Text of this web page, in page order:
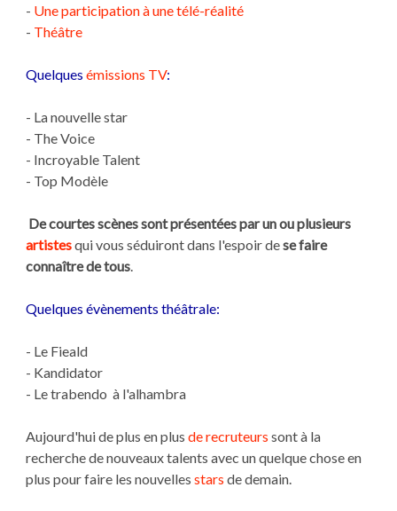
- Une participation à une télé-réalité
- Théâtre
Quelques émissions TV:
- La nouvelle star
- The Voice
- Incroyable Talent
- Top Modèle
De courtes scènes sont présentées par un ou plusieurs
artistesqui vous séduiront dans l'espoir dese faire
connaître de tous.
Quelques évènements théâtrale:
- Le Fieald
- Kandidator
- Le trabendo à l'alhambra
Aujourd'hui de plus en plus de recruteurs sont à la
recherche de nouveaux talents avec un quelque chose en
plus pour faire les nouvelles stars de demain.